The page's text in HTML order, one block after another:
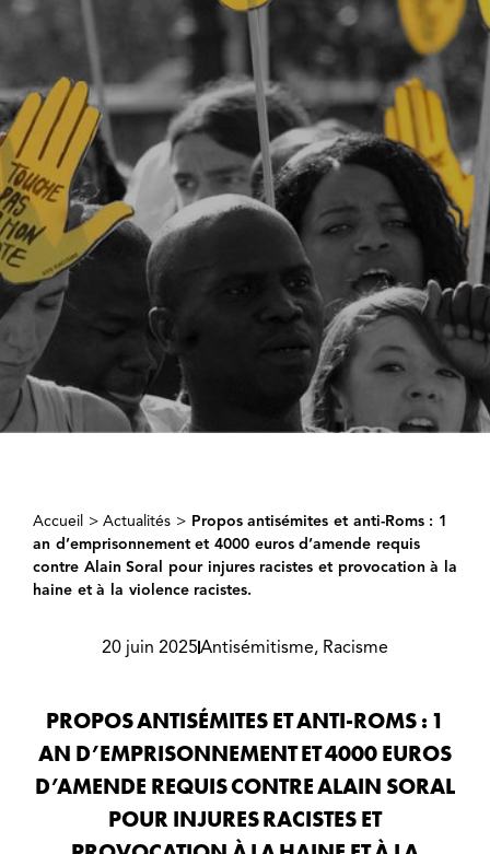
Accueil >Actualités > Propos antisémites et anti-Roms : 1
an d’emprisonnement et 4000 euros d’amende requis
contre Alain Soral pour injures racistes et provocation à la
haine et à la violence racistes.
20 juin 2025Antisémitisme, Racisme
PROPOS ANTISÉMITES ET ANTI-ROMS : 1
AN D’EMPRISONNEMENT ET 4000 EUROS
D’AMENDE REQUIS CONTRE ALAIN SORAL
POUR INJURES RACISTES ET